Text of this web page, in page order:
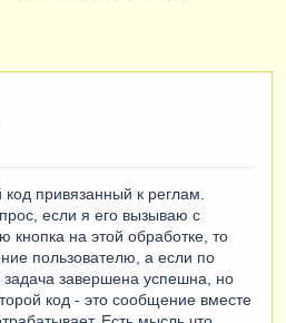
привязанный к реглам.
если я его вызываю с
кнопка на этой обработке, то
пользователю, а если по
завершена успешна, но
код - это сообщение вместе